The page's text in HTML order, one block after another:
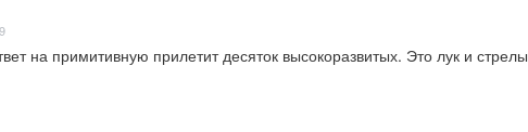
на примитивную прилетит десяток высокоразвитых. Это лук и